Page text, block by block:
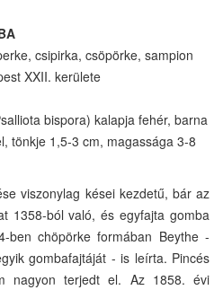
csipirka, csöpörke, sampion
XXII. kerülete
bispora) kalapja fehér, barna
tönkje 1,5-3 cm, magassága 3-8
viszonylag kései kezdetű, bár az
1358-ból való, és egyfajta gomba
ben chöpörke formában Beythe -
gombafajtáját - is leírta. Pincés
nagyon terjedt el. Az 1858. évi